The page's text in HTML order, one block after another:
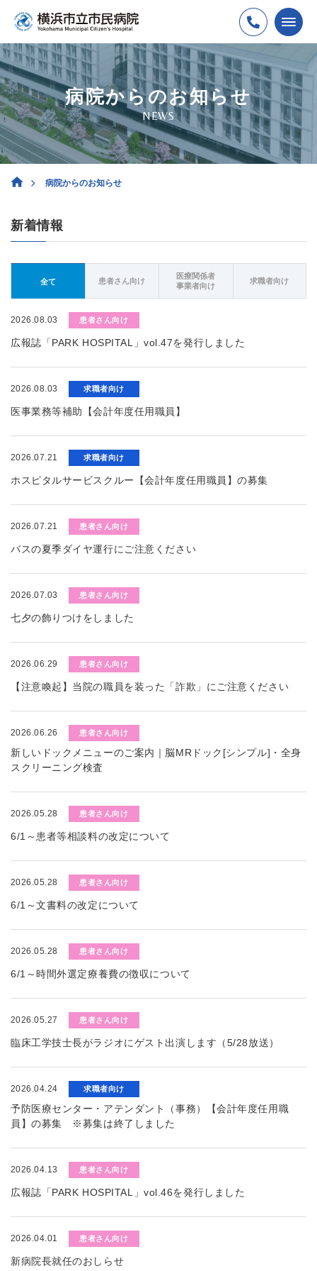
病院からのお知らせ
NEWS
病院からのお知らせ
新着情報
全て 患者さん向け
医療関係者
事業者向け
求職者向け
2026.08.03 患者さん向け
広報誌「PARK HOSPITAL」vol.47を発行しました
2026.08.03 求職者向け
医事業務等補助【会計年度任用職員】
2026.07.21 求職者向け
ホスピタルサービスクルー【会計年度任用職員】の募集
2026.07.21 患者さん向け
バスの夏季ダイヤ運行にご注意ください
2026.07.03 患者さん向け
七夕の飾りつけをしました
2026.06.29 患者さん向け
【注意喚起】当院の職員を装った「詐欺」にご注意ください
2026.06.26 患者さん向け
新しいドックメニューのご案内｜脳MRドック[シンプル]・全身
スクリーニング検査
2026.05.28 患者さん向け
6/1～患者等相談料の改定について
2026.05.28 患者さん向け
6/1～文書料の改定について
2026.05.28 患者さん向け
6/1～時間外選定療養費の徴収について
2026.05.27 患者さん向け
臨床工学技士長がラジオにゲスト出演します（5/28放送）
2026.04.24 求職者向け
予防医療センター・アテンダント（事務）【会計年度任用職
員】の募集 ※募集は終了しました
2026.04.13 患者さん向け
広報誌「PARK HOSPITAL」vol.46を発行しました
2026.04.01 患者さん向け
新病院長就任のおしらせ